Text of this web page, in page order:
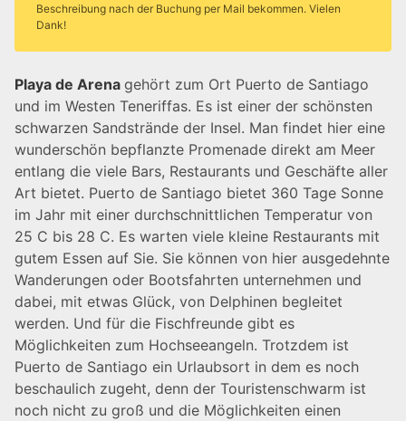
Playa de Arena gehört zum Ort Puerto de Santiago
und im Westen Teneriffas. Es ist einer der schönsten
schwarzen Sandstrände der Insel. Man findet hier eine
wunderschön bepflanzte Promenade direkt am Meer
entlang die viele Bars, Restaurants und Geschäfte aller
Art bietet. Puerto de Santiago bietet 360 Tage Sonne
im Jahr mit einer durchschnittlichen Temperatur von
25 C bis 28 C. Es warten viele kleine Restaurants mit
gutem Essen auf Sie. Sie können von hier ausgedehnte
Wanderungen oder Bootsfahrten unternehmen und
dabei, mit etwas Glück, von Delphinen begleitet
werden. Und für die Fischfreunde gibt es
Möglichkeiten zum Hochseeangeln. Trotzdem ist
Puerto de Santiago ein Urlaubsort in dem es noch
beschaulich zugeht, denn der Touristenschwarm ist
noch nicht zu groß und die Möglichkeiten einen
Beschreibung nach der Buchung per Mail bekommen. Vielen
Dank!